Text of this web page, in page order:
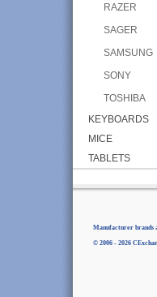
RAZER
SAGER
SAMSUNG
SONY
TOSHIBA
KEYBOARDS
MICE
TABLETS
Manufacturer brands
© 2006 - 2026